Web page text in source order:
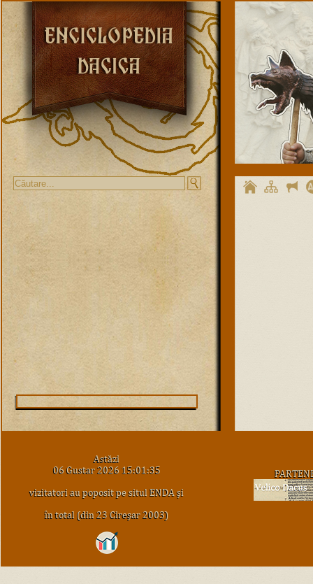
Astăzi
06 Gustar 2026 15:01:35
vizitatori au poposit pe situl ENDA şi
în total (din 23 Cireşar 2003)